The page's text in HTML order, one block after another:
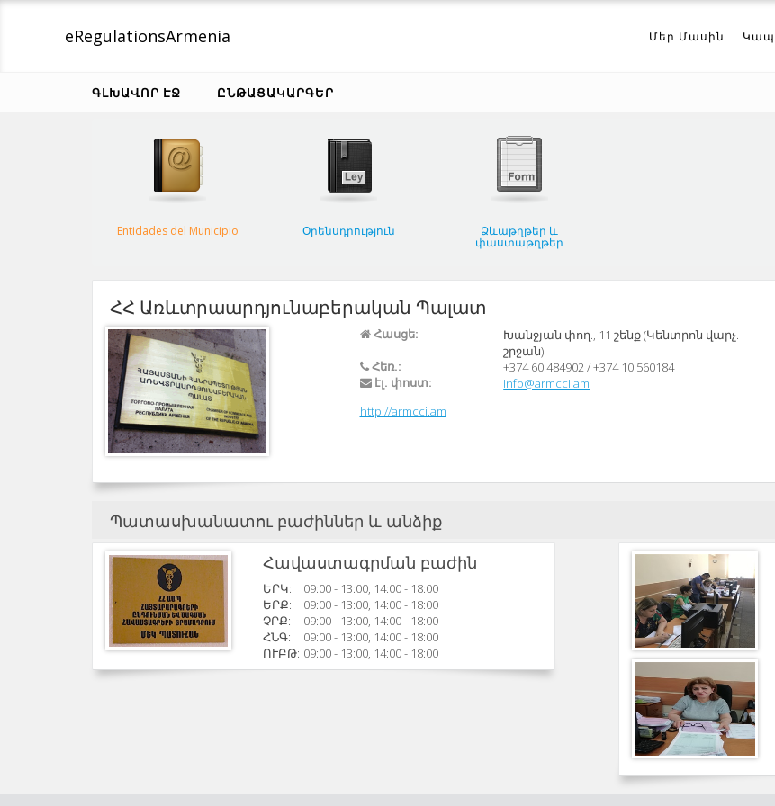
eRegulationsArmenia Մեր Մասին Կապ
ԳԼԽԱՎՈՐ ԷՋ ԸՆԹԱՑԱԿԱՐԳԵՐ
Entidades del Municipio Օրենսդրություն Ձևաթղթեր և
փաստաթղթեր
ՀՀ Առևտրաարդյունաբերական Պալատ
Հասցե:
Խանջյան փող., 11 շենք (Կենտրոն վարչ.
շրջան)
Հեռ.:
+374 60 484902/+374 10 560184
էլ. փոստ:
info@armcci.am
http://armcci.am
Պատասխանատու բաժիններ և անձիք
Հավաստագրման բաժին
ԵՐԿ:
09:00 - 13:00, 14:00 - 18:00
ԵՐՔ:
09:00 - 13:00, 14:00 - 18:00
ՉՐՔ:
09:00 - 13:00, 14:00 - 18:00
ՀՆԳ:
09:00 - 13:00, 14:00 - 18:00
ՈՒԲԹ: 09:00 - 13:00, 14:00 - 18:00